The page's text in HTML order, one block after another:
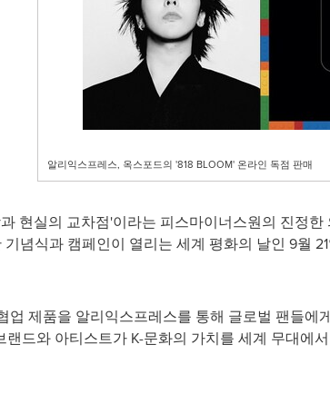
알리익스프레스, 옥스포드의 '818 BLOOM' 온라인 독점 판매
현실의 교차점'이라는 피스마이너스원의 진정한
념식과 캠페인이 열리는 세계 평화의 날인 9월
제품을 알리익스프레스를 통해 글로벌 팬들에
드와 아티스트가 K-문화의 가치를 세계 무대에